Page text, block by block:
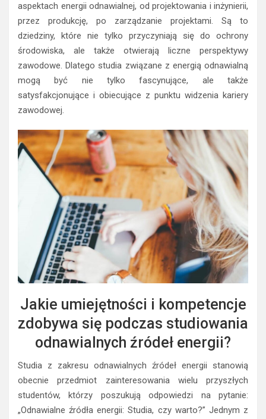
aspektach energii odnawialnej, od projektowania i inżynierii,
przez produkcję, po zarządzanie projektami. Są to
dziedziny, które nie tylko przyczyniają się do ochrony
środowiska, ale także otwierają liczne perspektywy
zawodowe. Dlatego studia związane z energią odnawialną
mogą być nie tylko fascynujące, ale także
satysfakcjonujące i obiecujące z punktu widzenia kariery
zawodowej.
Jakie umiejętności i kompetencje
zdobywa się podczas studiowania
odnawialnych źródeł energii?
Studia z zakresu odnawialnych źródeł energii stanowią
obecnie przedmiot zainteresowania wielu przyszłych
studentów, którzy poszukują odpowiedzi na pytanie:
„Odnawialne źródła energii: Studia, czy warto?” Jednym z